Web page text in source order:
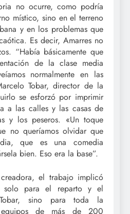
no ocurre, como podría
místico, sino en el terreno
y en los problemas que
Es decir, Amarres no
“Había básicamente que
de la clase media
normalmente en las
Tobar, director de la
se esforzó por imprimir
a las calles y las casas de
y los peseros. «Un toque
no queríamos olvidar que
que es una comedia
bien. Eso era la base”.
el trabajo implicó
solo para el reparto y el
sino para toda la
equipos de más de 200